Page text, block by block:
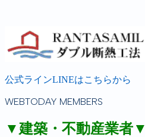
公式ラインLINEはこちらから
WEBTODAY MEMBERS
▼建築・不動産業者▼